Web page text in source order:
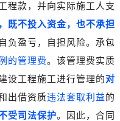
程款，并向实际施工人支
既不投入资金，也不承担
负盈亏，自担风险。承包
的管理费。该管理费实质
设工程施工进行管理的对
出借资质违法套取利益的
受司法保护。因此，合同